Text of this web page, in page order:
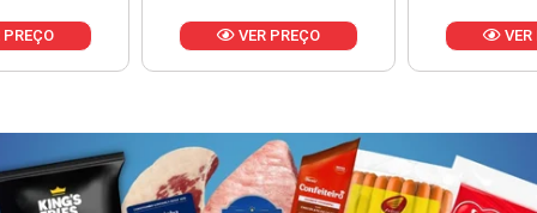
PREÇO VER PREÇO VER